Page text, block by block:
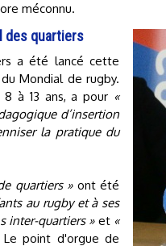
méconnu.
des quartiers
a été lancé cette
Mondial de rugby.
à 13 ans, a pour «
d’insertion
la pratique du
quartiers »ont été
au rugby et à ses
inter-quartiers »et «
point d'orgue de